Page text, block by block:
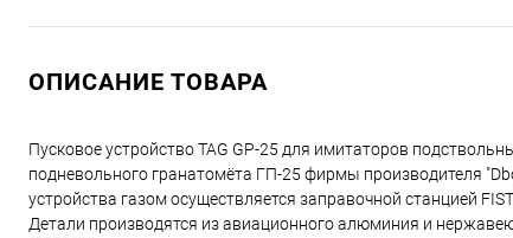
ОПИСАНИЕ ТОВАРА
Пусковое устройство TAG GP-25 для имитаторов
подневольного гранатомёта ГП-25 фирмы производителя
устройства газом осуществляется заправочной станцией
Детали производятся из авиационного алюминия и